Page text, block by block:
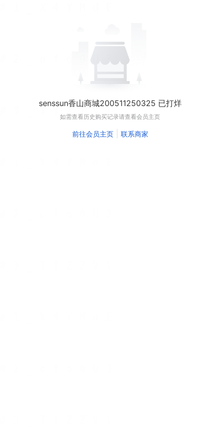
senssun香山商城200511250325 已打烊
如需查看历史购买记录请查看会员主页
前往会员主页| 联系商家